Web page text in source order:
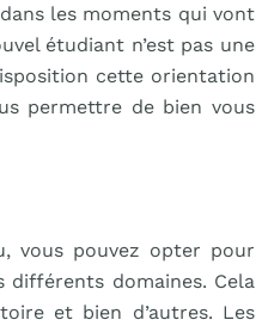
les moments qui vont
étudiant n’est pas une
cette orientation
permettre de bien vous
vous pouvez opter pour
différents domaines. Cela
et bien d’autres. Les